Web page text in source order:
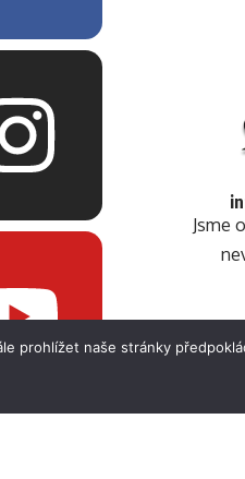
Jsme
prohlížet naše stránky